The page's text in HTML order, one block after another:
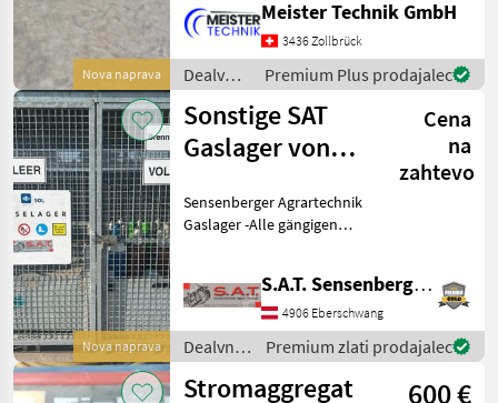
Nova naprava
gängigen Doppel- sowie
Standartmähmesser. Die
optimalen
Einstellmöglichkeiten
führen zu be
Meister Technik GmbH
3436 Zollbrück
Dealvnica
/
Sonstige
Premium Plus prodajalec
Nova naprava
Sonstige SAT
Gaslager von
Cena
na
zahtevo
Sensenberger Agrartechnik
Gaslager -Alle gängigen
Miet-, Tauschflaschen -
Unser Sortiment: -
Sauerstoff in 10 Li
S.A.T. Sensenberger Agrar-Technik
4906 Eberschwang
Dealvnica
/
Sonstige
Premium zlati prodajalec
Stromaggregat
600 €